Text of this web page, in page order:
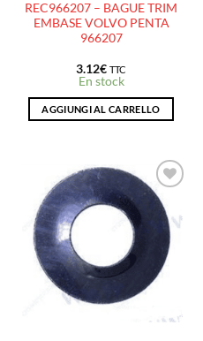
REC966207 – BAGUE TRIM
EMBASE VOLVO PENTA
966207
3.12€ TTC
En stock
AGGIUNGI AL CARRELLO
AJOUTER
À LA
LISTE
D’ENVIES